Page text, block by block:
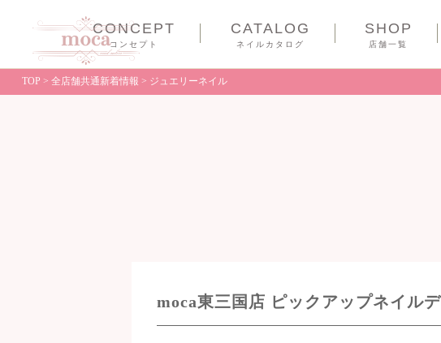
CONCEPT
コンセプト
CATALOG
ネイルカタログ
SHOP
店舗一覧
TOP > 全店舗共通新着情報 > ジュエリーネイル
moca東三国店 ピックアップネイル